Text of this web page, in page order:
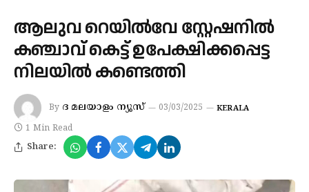
ആലുവ റെയിൽവേ സ്റ്റേഷനിൽ
കഞ്ചാവ് കെട്ട് ഉപേക്ഷിക്കപ്പെട്ട
നിലയിൽ കണ്ടെത്തി
By ദ മലയാളം ന്യൂസ് 03/03/2025 KERALA
1 Min Read
Share: